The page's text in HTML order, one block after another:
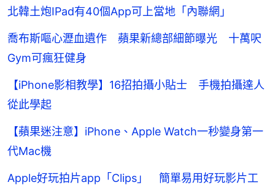
北韓土炮IPad有40個App可上當地「內聯網」
喬布斯嘔心瀝血遺作 蘋果新總部細節曝光 十萬呎
Gym可瘋狂健身
【iPhone影相教學】16招拍攝小貼士 手機拍攝達人
從此學起
【蘋果迷注意】iPhone、Apple Watch一秒變身第一
代Mac機
Apple好玩拍片app「Clips」 簡單易用好玩影片工